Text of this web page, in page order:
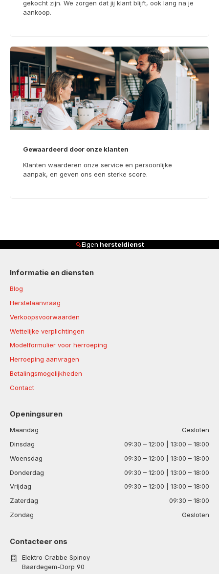
gekocht zijn. We zorgen dat jij klant blijft, ook lang na je
aankoop.
Gewaardeerd door onze klanten
Klanten waarderen onze service en persoonlijke
aanpak, en geven ons een sterke score.
Klanten beoordelen ons met
Informatie en diensten
Blog
Herstelaanvraag
Verkoopsvoorwaarden
Wettelijke verplichtingen
Modelformulier voor herroeping
Herroeping aanvragen
Betalingsmogelijkheden
Contact
Openingsuren
Maandag
Gesloten
Dinsdag
09:30 – 12:00 | 13:00 – 18:00
Woensdag
09:30 – 12:00 | 13:00 – 18:00
Donderdag
09:30 – 12:00 | 13:00 – 18:00
Vrijdag
09:30 – 12:00 | 13:00 – 18:00
Zaterdag
09:30 – 18:00
Zondag
Gesloten
Contacteer ons
Elektro Crabbe Spinoy
Baardegem-Dorp 90